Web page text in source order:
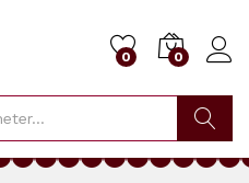
0 0
Chercher